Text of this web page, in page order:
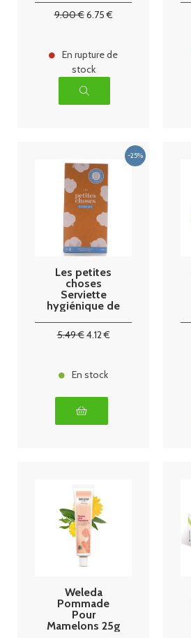
d'Acupression
Rose
9.00€6.75€
En rupture de
stock
Les petites
choses
Serviette
hygiénique de
partum
5.49€4.12€
En stock
Weleda
Pommade
Pour
Mamelons 25g